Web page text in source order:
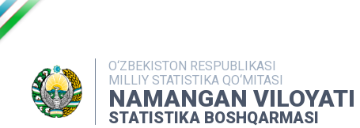
O‘ZBEKISTON RESPUBLIKASI
MILLIY STATISTIKA QO‘MITASI
NAMANGAN VILOYATI
STATISTIKA BOSHQARMASI